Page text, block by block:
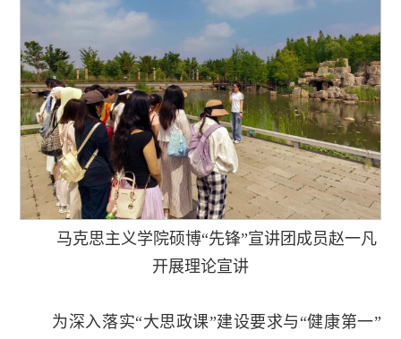
马克思主义学院硕博“先锋”宣讲团成员赵一凡
开展理论宣讲
为深入落实“大思政课”建设要求与“健康第一”